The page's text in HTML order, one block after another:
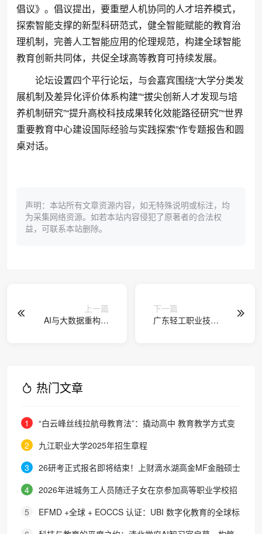
倡议》。倡议提出，要重塑人机协同的人才培养模式，
探索智能支撑的新型科研范式，健全智能赋能的教育治
理机制，完善人工智能应用的伦理规范，构建全球智能
教育创新共同体，共促全球高等教育可持续发展。
论坛设置四个平行论坛，与会嘉宾围绕“大学分类发
展机制及差异化评价体系构建”“拔尖创新人才发现与培
养机制研究”“提升高校科技成果转化效能路径研究”“世界
重要教育中心建设国际经验与实践探索”作专题报告和圆
桌对话。
声明：本站所有文章资源内容，如无特殊说明或标注，均
为采集网络资源。如若本站内容侵犯了原著者的合法权
益，可联系本站删除。
上一篇
AI与大数据重构新
下一篇
广东轻工职业技术
热门文章
1
“白云峰丝线拉航母教育法”：撬动高中 教育教学方式变
化的必要途径
2
九江职业大学2025年招生章程
3
26研考正式报名即将结束！上财滴水湖高金MF金融硕士
最全报考攻略来了
4
2026年进城务工人员随迁子女在京参加高等职业学校招
生考试报名通知
5
EFMD +全球 + EOCCS 认证：UBI 数字化教育的全球标
杆